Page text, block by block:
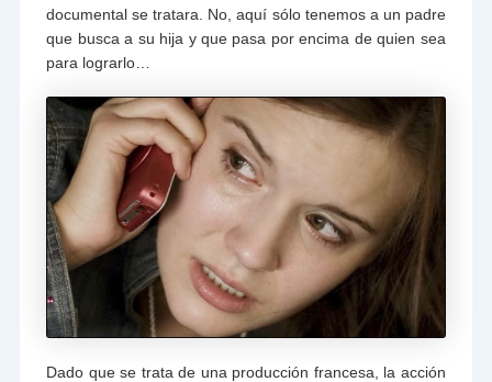
documental se tratara. No, aquí sólo tenemos a un padre
que busca a su hija y que pasa por encima de quien sea
para lograrlo…
Dado que se trata de una producción francesa, la acción